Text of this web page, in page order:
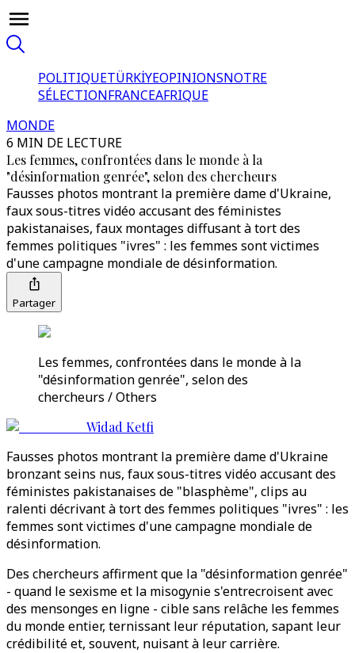
POLITIQUETÜRKİYEOPINIONSNOTRE
SÉLECTIONFRANCEAFRIQUE
MONDE
6 MIN DE LECTURE
Les femmes, confrontées dans le monde à la
"désinformation genrée", selon des chercheurs
Fausses photos montrant la première dame d'Ukraine,
faux sous-titres vidéo accusant des féministes
pakistanaises, faux montages diffusant à tort des
femmes politiques "ivres" : les femmes sont victimes
d'une campagne mondiale de désinformation.
Partager
Les femmes, confrontées dans le monde à la
"désinformation genrée", selon des
chercheurs / Others
Widad Ketfi
Fausses photos montrant la première dame d'Ukraine
bronzant seins nus, faux sous-titres vidéo accusant des
féministes pakistanaises de "blasphème", clips au
ralenti décrivant à tort des femmes politiques "ivres" : les
femmes sont victimes d'une campagne mondiale de
désinformation.
Des chercheurs affirment que la "désinformation genrée"
- quand le sexisme et la misogynie s'entrecroisent avec
des mensonges en ligne - cible sans relâche les femmes
du monde entier, ternissant leur réputation, sapant leur
crédibilité et, souvent, nuisant à leur carrière.